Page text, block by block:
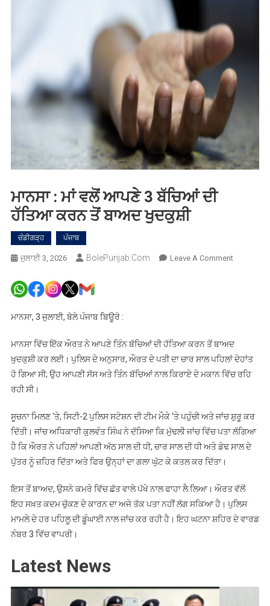
ਮਾਨਸਾ : ਮਾਂ ਵਲੋਂ ਆਪਣੇ 3 ਬੱਚਿਆਂ ਦੀ
ਹੱਤਿਆ ਕਰਨ ਤੋਂ ਬਾਅਦ ਖੁਦਕੁਸ਼ੀ
ਚੰਡੀਗੜ੍ਹ ਪੰਜਾਬ
ਜੁਲਾਈ 3, 2026 BolePunjab.com Leave A CommentOn
3
ਬੱਚਿਆਂ
ਬਾਅਦ
ਮਾਨਸਾ, 3 ਜੁਲਾਈ, ਬੋਲੇ ਪੰਜਾਬ ਬਿਊਰੋ :
ਮਾਨਸਾ ਵਿੱਚ ਇੱਕ ਔਰਤ ਨੇ ਆਪਣੇ ਤਿੰਨ ਬੱਚਿਆਂ ਦੀ ਹੱਤਿਆ ਕਰਨ ਤੋਂ ਬਾਅਦ
ਖੁਦਕੁਸ਼ੀ ਕਰ ਲਈ। ਪੁਲਿਸ ਦੇ ਅਨੁਸਾਰ, ਔਰਤ ਦੇ ਪਤੀ ਦਾ ਚਾਰ ਸਾਲ ਪਹਿਲਾਂ ਦੇਹਾਂਤ
ਹੋ ਗਿਆ ਸੀ; ਉਹ ਆਪਣੀ ਸੱਸ ਅਤੇ ਤਿੰਨ ਬੱਚਿਆਂ ਨਾਲ ਕਿਰਾਏ ਦੇ ਮਕਾਨ ਵਿੱਚ ਰਹਿ
ਰਹੀ ਸੀ।
ਸੂਚਨਾ ਮਿਲਣ ‘ਤੇ, ਸਿਟੀ-2 ਪੁਲਿਸ ਸਟੇਸ਼ਨ ਦੀ ਟੀਮ ਮੌਕੇ ‘ਤੇ ਪਹੁੰਚੀ ਅਤੇ ਜਾਂਚ ਸ਼ੁਰੂ ਕਰ
ਦਿੱਤੀ। ਜਾਂਚ ਅਧਿਕਾਰੀ ਕੁਲਵੰਤ ਸਿੰਘ ਨੇ ਦੱਸਿਆ ਕਿ ਮੁੱਢਲੀ ਜਾਂਚ ਵਿੱਚ ਪਤਾ ਲੱਗਿਆ
ਹੈ ਕਿ ਔਰਤ ਨੇ ਪਹਿਲਾਂ ਆਪਣੀ ਅੱਠ ਸਾਲ ਦੀ ਧੀ, ਚਾਰ ਸਾਲ ਦੀ ਧੀ ਅਤੇ ਡੇਢ ਸਾਲ ਦੇ
ਪੁੱਤਰ ਨੂੰ ਜ਼ਹਿਰ ਦਿੱਤਾ ਅਤੇ ਫਿਰ ਉਨ੍ਹਾਂ ਦਾ ਗਲਾ ਘੁੱਟ ਕੇ ਕਤਲ ਕਰ ਦਿੱਤਾ।
ਇਸ ਤੋਂ ਬਾਅਦ, ਉਸਨੇ ਕਮਰੇ ਵਿੱਚ ਛੱਤ ਵਾਲੇ ਪੱਖੇ ਨਾਲ ਫਾਹਾ ਲੈ ਲਿਆ। ਔਰਤ ਵੱਲੋਂ
ਇਹ ਸਖ਼ਤ ਕਦਮ ਚੁੱਕਣ ਦੇ ਕਾਰਨ ਦਾ ਅਜੇ ਤੱਕ ਪਤਾ ਨਹੀਂ ਲੱਗ ਸਕਿਆ ਹੈ। ਪੁਲਿਸ
ਮਾਮਲੇ ਦੇ ਹਰ ਪਹਿਲੂ ਦੀ ਡੂੰਘਾਈ ਨਾਲ ਜਾਂਚ ਕਰ ਰਹੀ ਹੈ। ਇਹ ਘਟਨਾ ਸ਼ਹਿਰ ਦੇ ਵਾਰਡ
ਨੰਬਰ 3 ਵਿੱਚ ਵਾਪਰੀ।
Latest News